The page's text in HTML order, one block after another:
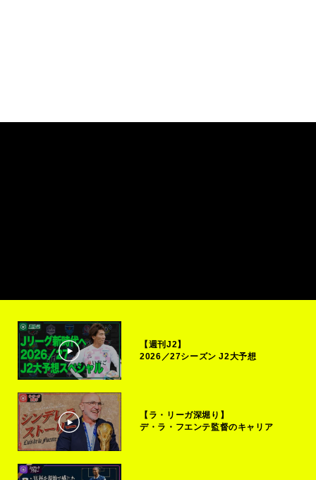
【週刊J2】
2026／27シーズン J2大予想
【ラ・リーガ深堀り】
デ・ラ・フエンテ監督のキャリア